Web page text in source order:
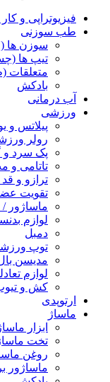
فیزیوتراپی و
طب سوزنی
سوزن ها (
تیپ ها
بادکش
آب درمانی
ورزشی
پیلاتس و
رولر
پک سرد و
تاتامی و
ترازو و
تقویت
ماساژور
لوازم
دمبل
توپ
مدیسن
لوازم
کش و
ارتوپدی
ماساژ
ابزار
تخت
روغن
ماساژور